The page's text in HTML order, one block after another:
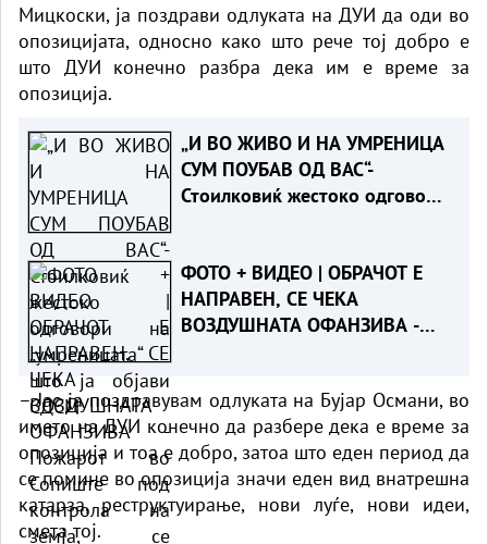
Мицкоски, ја поздрави одлуката на ДУИ да оди во
опозицијата, односно како што рече тој добро е
што ДУИ конечно разбра дека им е време за
опозиција.
„И ВО ЖИВО И НА УМРЕНИЦА
СУМ ПОУБАВ ОД ВАС“-
Стоилковиќ жестоко одговори
ФОТО + ВИДЕО | ОБРАЧОТ Е
НАПРАВЕН, СЕ ЧЕКА
ВОЗДУШНАТА ОФАНЗИВА -
спремаат „ер - тракторите““
– Јас ја поздравувам одлуката на Бујар Османи, во
името на ДУИ конечно да разбере дека е време за
опозиција и тоа е добро, затоа што еден период да
се помине во опозиција значи еден вид внатрешна
катарза, реструктуирање, нови луѓе, нови идеи,
смета тој.